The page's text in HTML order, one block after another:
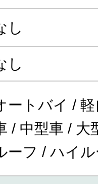
し
し
ートバイ /
/ 中型車 / 大
ーフ / ハイ